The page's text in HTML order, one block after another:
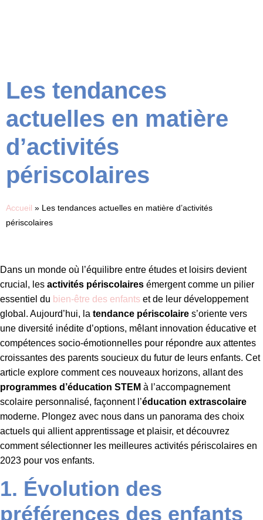
Les tendances
actuelles en matière
d’activités
périscolaires
Accueil » Les tendances actuelles en matière d’activités
périscolaires
Dans un monde où l’équilibre entre études et loisirs devient
crucial, les activités périscolaires émergent comme un pilier
essentiel du bien-être des enfants et de leur développement
global. Aujourd’hui, la tendance périscolaire s’oriente vers
une diversité inédite d’options, mêlant innovation éducative et
compétences socio-émotionnelles pour répondre aux attentes
croissantes des parents soucieux du futur de leurs enfants. Cet
article explore comment ces nouveaux horizons, allant des
programmes d’éducation STEM à l’accompagnement
scolaire personnalisé, façonnent l’éducation extrascolaire
moderne. Plongez avec nous dans un panorama des choix
actuels qui allient apprentissage et plaisir, et découvrez
comment sélectionner les meilleures activités périscolaires en
2023 pour vos enfants.
1. Évolution des
préférences des enfants